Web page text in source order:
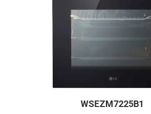
WSEZM7225B1